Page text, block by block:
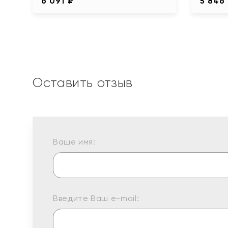
Оставить отзыв
Ваше имя:
Введите Ваш e-mail: